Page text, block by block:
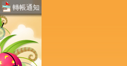
轉帳通知